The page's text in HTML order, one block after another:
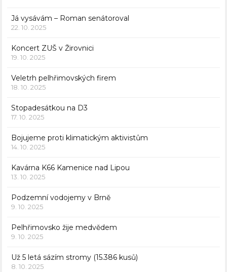
Já vysávám – Roman senátoroval
22. 10. 2025
Koncert ZUŠ v Žirovnici
19. 10. 2025
Veletrh pelhřimovských firem
18. 10. 2025
Stopadesátkou na D3
17. 10. 2025
Bojujeme proti klimatickým aktivistům
14. 10. 2025
Kavárna K66 Kamenice nad Lipou
13. 10. 2025
Podzemní vodojemy v Brně
9. 10. 2025
Pelhřimovsko žije medvědem
9. 10. 2025
Už 5 letá sázím stromy (15.386 kusů)
8. 10. 2025